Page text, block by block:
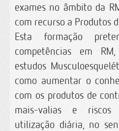
exames no âmbito da
com recurso a Produtos
Esta formação
competências em
estudos
como aumentar o
com os produtos de
mais-valias e riscos
utilização diária, no